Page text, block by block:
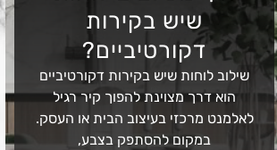
שיש בקירות
דקורטיביים?
שילוב לוחות שיש בקירות דקורטיביים
הוא דרך מצוינת להפוך קיר רגיל
לאלמנט מרכזי בעיצוב הבית או העסק.
במקום להסתפק בצבע,